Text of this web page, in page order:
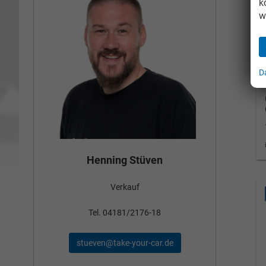
Henning Stüven
Verkauf
Tel. 04181/2176-18
stueven@take-your-car.de